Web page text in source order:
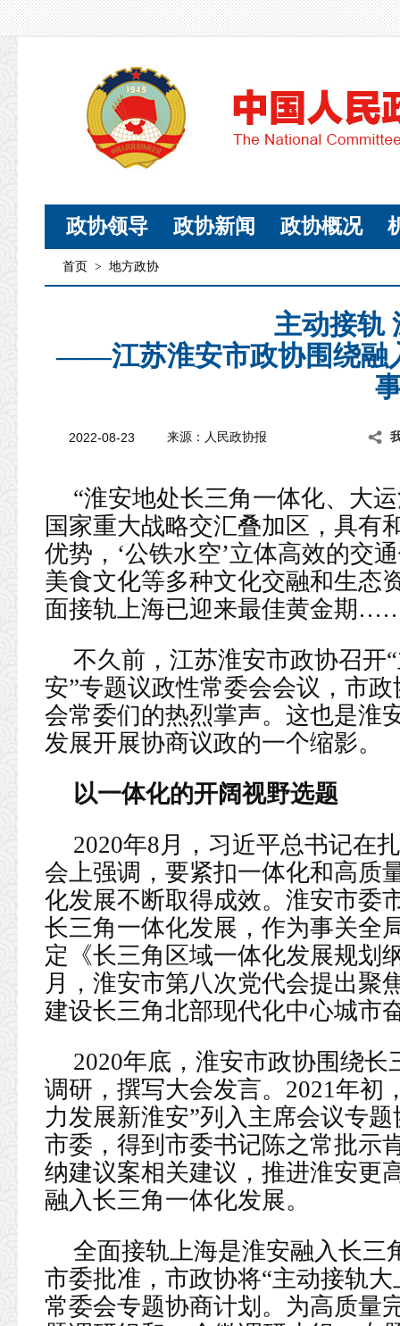
政协领导 政协新闻 政协概况
首页 > 地方政协
主动接轨
——江苏淮安市政协围绕融
2022-08-23 来源：人民政协报
“淮安地处长三角一体化、大
国家重大战略交汇叠加区，具有
优势，‘公铁水空’立体高效的交
美食文化等多种文化交融和生态
面接轨上海已迎来最佳黄金期
不久前，江苏淮安市政协召开
安”专题议政性常委会会议，市
会常委们的热烈掌声。这也是淮
发展开展协商议政的一个缩影。
以一体化的开阔视野选题
2020年8月，习近平总书记在
会上强调，要紧扣一体化和高质
化发展不断取得成效。淮安市委
长三角一体化发展，作为事关全
定《长三角区域一体化发展规划
月，淮安市第八次党代会提出聚
建设长三角北部现代化中心城市
2020年底，淮安市政协围绕
调研，撰写大会发言。2021年初
力发展新淮安”列入主席会议专
市委，得到市委书记陈之常批示
纳建议案相关建议，推进淮安更
融入长三角一体化发展。
全面接轨上海是淮安融入长三
市委批准，市政协将“主动接轨
常委会专题协商计划。为高质量